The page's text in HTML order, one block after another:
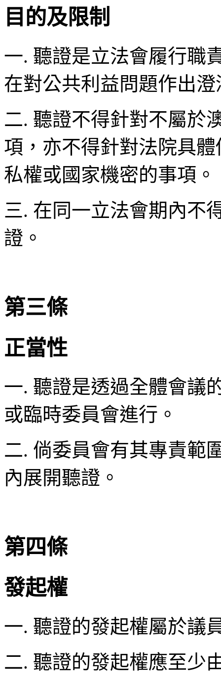
目的及限制
一. 聽證是立法會履行職
在對公共利益問題作出澄
二. 聽證不得針對不屬於
項，亦不得針對法院具
私權或國家機密的事項。
三. 在同一立法會期內不
證。
第三條
正當性
一. 聽證是透過全體會議
或臨時委員會進行。
二. 倘委員會有其專責範
內展開聽證。
第四條
發起權
一. 聽證的發起權屬於議
二. 聽證的發起權應至少